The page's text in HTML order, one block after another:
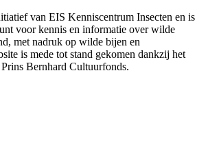
van EIS Kenniscentrum Insecten en is
voor kennis en informatie over wilde
met nadruk op wilde bijen en
is mede tot stand gekomen dankzij het
Bernhard Cultuurfonds.